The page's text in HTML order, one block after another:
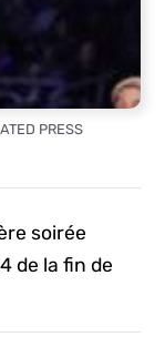
PRESS
soirée
de la fin de